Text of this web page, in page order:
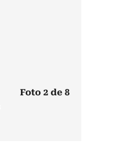
Foto 2 de 8